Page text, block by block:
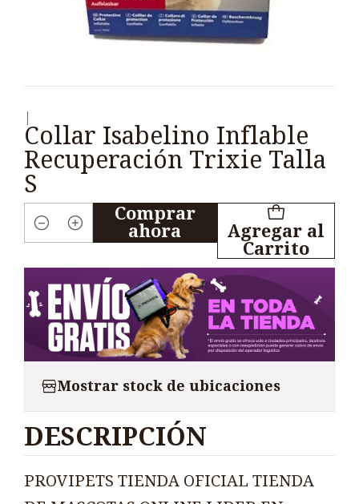
Collar Isabelino Inflable
Recuperación Trixie Talla
S
Cantidad
Agregar al
Carrito
Comprar
ahora
Mostrar stock de ubicaciones
DESCRIPCIÓN
PROVIPETS TIENDA OFICIAL TIENDA